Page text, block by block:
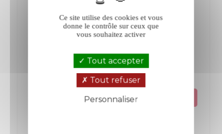
Léon Boesch Zéro blanc 2021
Crémant d'Alsace
Alsace
Ce site utilise des cookies et vous
donne le contrôle sur ceux que
vous souhaitez activer
Tout accepter
Tout refuser
Personnaliser